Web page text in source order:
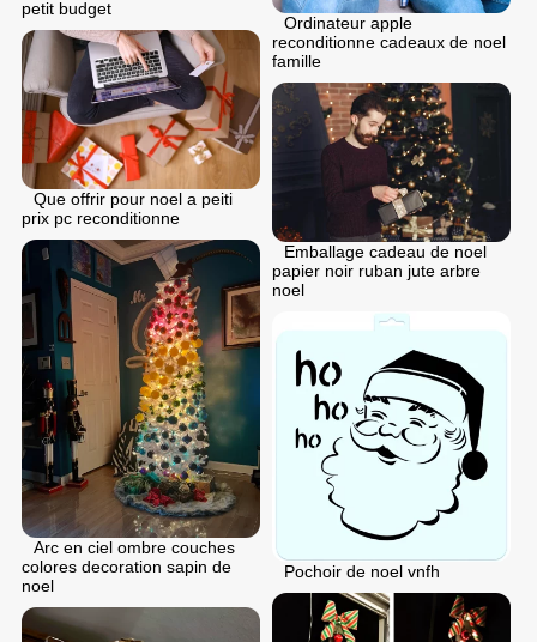
petit budget
Ordinateur apple
reconditionne cadeaux de noel
famille
Que offrir pour noel a peiti
prix pc reconditionne
Emballage cadeau de noel
papier noir ruban jute arbre
noel
Arc en ciel ombre couches
colores decoration sapin de
noel
Pochoir de noel vnfh